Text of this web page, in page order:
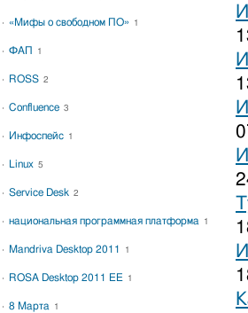
«Мифы о свободном ПО» 1
ФАП 1
ROSS 2
Confluence 3
Инфоспейс 1
Linux 5
Service Desk 2
национальная программная платформа 1
Mandriva Desktop 2011 1
ROSA Desktop 2011 EE 1
8 Марта 1